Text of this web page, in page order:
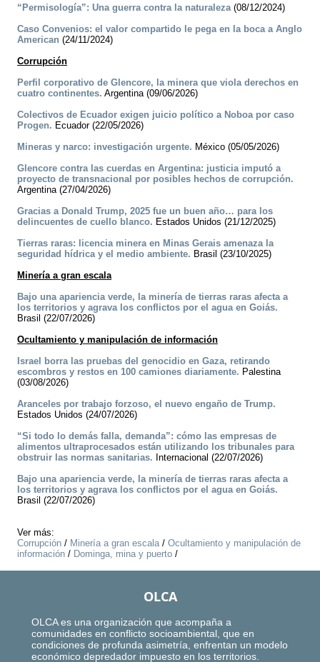
“Permisología”: Una guerra contra la naturaleza(08/12/2024)
Caso Convenios: el valor compartido le pega en la boca a Anglo
American (24/11/2024)
Corrupción
Perfil corporativo de Glencore, la minera que viola derechos en
cuatro continentes. Argentina (09/06/2026)
Colectivos de Ecuador exigen juicio político a Noboa por caso
Progen. Ecuador (22/05/2026)
Mineras y narco: investigación urgente. México (05/05/2026)
Glencore contra las cuerdas en Argentina: justicia imputó a
proyecto de transnacional por posibles hechos de corrupción.
Argentina (27/04/2026)
Gracias a Donald Trump, 2025 fue un buen año… para los
delincuentes de cuello blanco. Estados Unidos (21/12/2025)
Tierras raras: licencia minera en Minas Gerais amenaza la
seguridad hídrica y el medio ambiente. Brasil (23/10/2025)
Minería a gran escala
Bajo una apariencia verde, la minería de tierras raras afecta a
los territorios y agrava los conflictos por el agua en Goiás.
Brasil (22/07/2026)
Ocultamiento y manipulación de información
Israel borra las pruebas del genocidio en Gaza, retirando
escombros y restos en 100 camiones diariamente. Palestina
(03/08/2026)
Aranceles por trabajo forzoso, el nuevo engaño de Trump.
Estados Unidos (24/07/2026)
“Si todo lo demás falla, demanda”: cómo las empresas de
alimentos ultraprocesados están utilizando los tribunales para
obstruir las normas sanitarias. Internacional (22/07/2026)
Bajo una apariencia verde, la minería de tierras raras afecta a
los territorios y agrava los conflictos por el agua en Goiás.
Brasil (22/07/2026)
Ver más:
Corrupción / Minería a gran escala/ Ocultamiento y manipulación de
información / Dominga, mina y puerto /
OLCA
OLCA es una organización que acompaña a
comunidades en conflicto socioambiental, que en
condiciones de profunda asimetría, enfrentan un modelo
económico depredador impuesto en los territorios.